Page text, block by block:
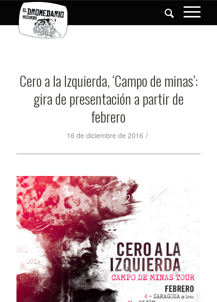
Cero a la Izquierda, ‘Campo de minas’:
gira de presentación a partir de
febrero
16 de diciembre de 2016 /